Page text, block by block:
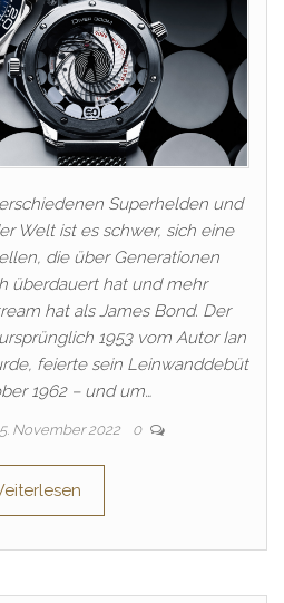
Superhelden und
Welt ist es schwer, sich eine
die über Generationen
überdauert hat und mehr
hat als James Bond. Der
1953 vom Autor Ian
feierte sein Leinwanddebüt
1962 – und um…
November 2022 0